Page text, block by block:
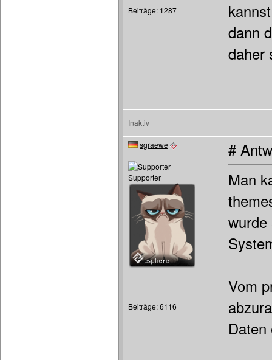
Beiträge: 1287
dann
daher
Inaktiv
sgraewe
Supporter
Beiträge: 6116
#
Man
Vom